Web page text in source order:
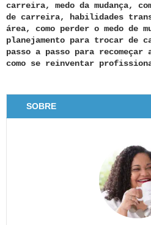
carreira, medo da mudança,
de carreira, habilidades
área, como perder o medo de
planejamento para trocar de
passo a passo para
como se reinventar
SOBRE